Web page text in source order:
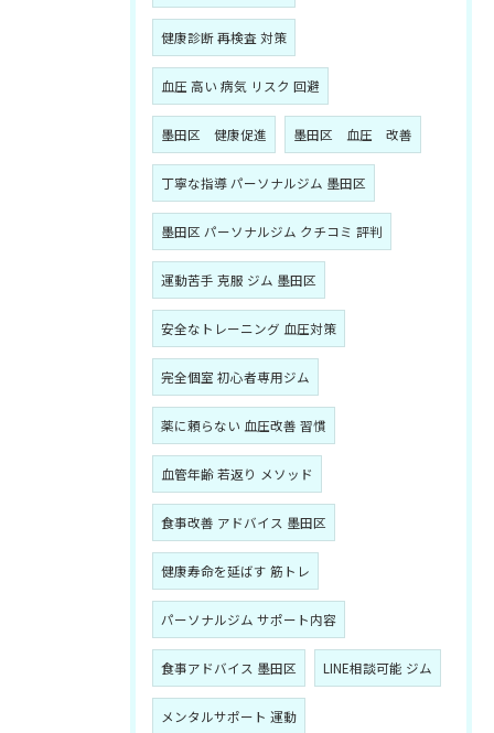
健康診断 再検査 対策
血圧 高い 病気 リスク 回避
墨田区 健康促進 墨田区 血圧 改善
丁寧な指導 パーソナルジム 墨田区
墨田区 パーソナルジム クチコミ 評判
運動苦手 克服 ジム 墨田区
安全なトレーニング 血圧対策
完全個室 初心者専用ジム
薬に頼らない 血圧改善 習慣
血管年齢 若返り メソッド
食事改善 アドバイス 墨田区
健康寿命を延ばす 筋トレ
パーソナルジム サポート内容
食事アドバイス 墨田区 LINE相談可能 ジム
メンタルサポート 運動